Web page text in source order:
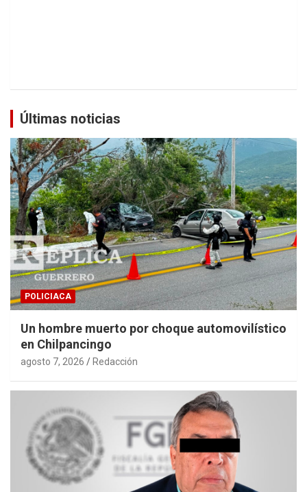
Últimas noticias
POLICIACA
Un hombre muerto por choque automovilístico
en Chilpancingo
agosto 7, 2026 Redacción